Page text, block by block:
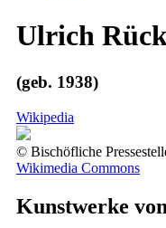
Ulrich
(geb. 1938)
Wikipedia
© Bischöfliche
Wikimedia Commons
Kunstwerke